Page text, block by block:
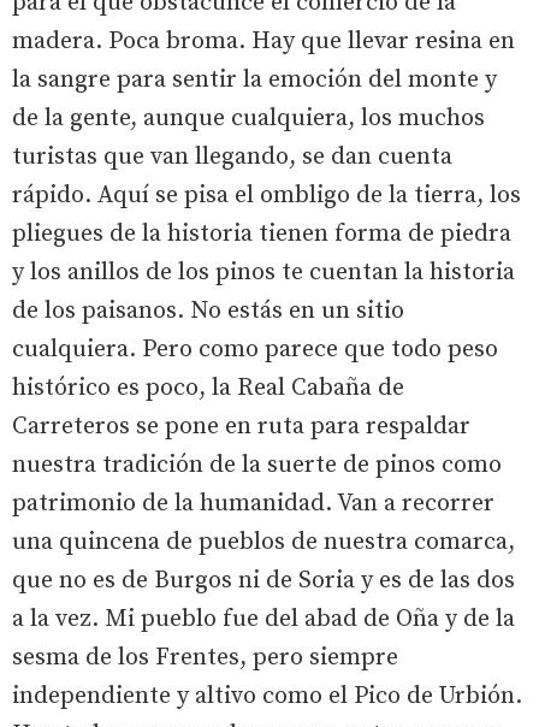
madera. Poca broma. Hay que llevar resina en
la sangre para sentir la emoción del monte y
de la gente, aunque cualquiera, los muchos
turistas que van llegando, se dan cuenta
rápido. Aquí se pisa el ombligo de la tierra, los
pliegues de la historia tienen forma de piedra
y los anillos de los pinos te cuentan la historia
de los paisanos. No estás en un sitio
cualquiera. Pero como parece que todo peso
histórico es poco, la Real Cabaña de
Carreteros se pone en ruta para respaldar
nuestra tradición de la suerte de pinos como
patrimonio de la humanidad. Van a recorrer
una quincena de pueblos de nuestra comarca,
que no es de Burgos ni de Soria y es de las dos
a la vez. Mi pueblo fue del abad de Oña y de la
sesma de los Frentes, pero siempre
independiente y altivo como el Pico de Urbión.